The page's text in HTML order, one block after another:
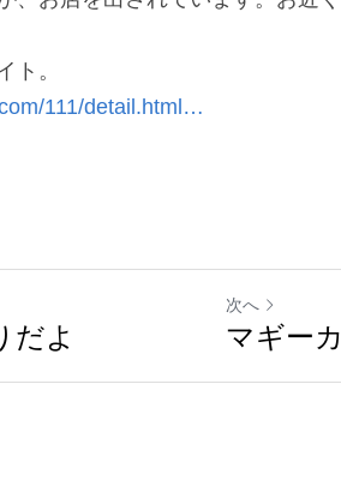
出されています。お近くにお越
ト。
111/detail.html…
よ マギー